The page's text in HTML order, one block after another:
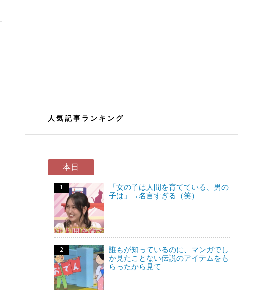
人気記事ランキング
本日
「女の子は人間を育てている、男の
子は」→名言すぎる（笑）
誰もが知っているのに、マンガでし
か見たことない伝説のアイテムをも
らったから見て